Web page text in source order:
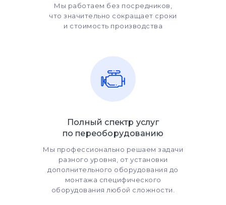
Мы работаем без посредников,
что значительно сокращает сроки
и стоимость производства
Мы профессионально решаем задачи
разного уровня, от установки
дополнительного оборудования до
монтажа специфического
оборудования любой сложности.
Полный спектр услуг
по переоборудованию